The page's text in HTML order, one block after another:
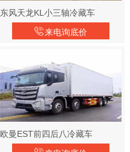
东风天龙KL小三轴冷藏车
来电询底价
欧曼EST前四后八冷藏车